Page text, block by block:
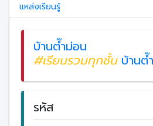
แหล่งเรียนรู้
บ้านต๊ำม่อน
#เรียนรวมทุกชั้นบ้านต๊
รหัส